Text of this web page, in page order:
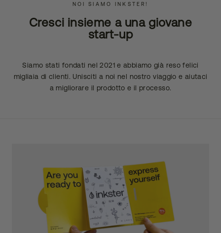
NOI SIAMO INKSTER!
Cresci insieme a una giovane
start-up
Siamo stati fondati nel 2021 e abbiamo già reso felici
migliaia di clienti. Unisciti a noi nel nostro viaggio e aiutaci
a migliorare il prodotto e il processo.